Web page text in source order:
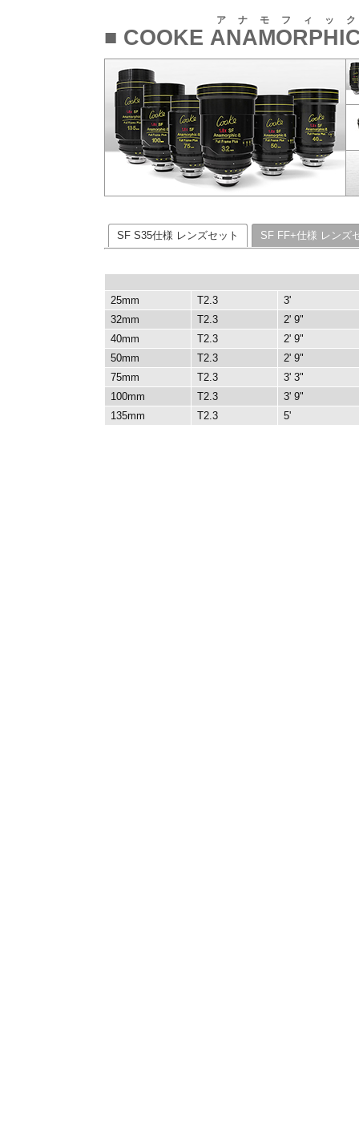
■ COOKE
アナモフィック
SF S35仕様 レンズセット SF FF+仕様 レンズ
25mm T2.3
3'
32mm
T2.3
2' 9"
40mm
T2.3
2' 9"
50mm
T2.3
2' 9"
75mm
T2.3
3' 3"
100mm
T2.3
3' 9"
135mm
T2.3 5'